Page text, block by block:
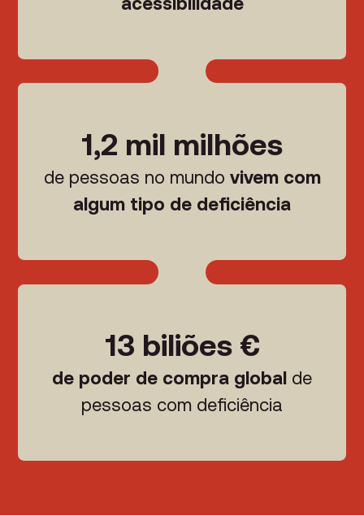
1,2 mil milhões
de pessoas no mundo vivem com
algum tipo de deficiência
13 biliões €
de poder de compra global de
pessoas com deficiência